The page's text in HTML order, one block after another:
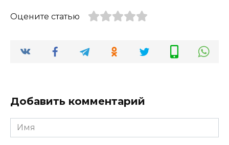
Оцените статью
Добавить комментарий
Имя
*